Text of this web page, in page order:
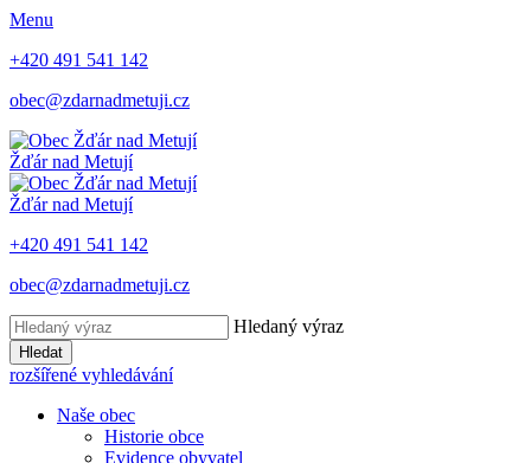
Menu
+420 491 541 142
obec@zdarnadmetuji.cz
Žďár nad Metují
Žďár nad Metují
+420 491 541 142
obec@zdarnadmetuji.cz
Hledaný výraz
Hledat
rozšířené vyhledávání
Naše obec
Historie obce
Evidence obyvatel